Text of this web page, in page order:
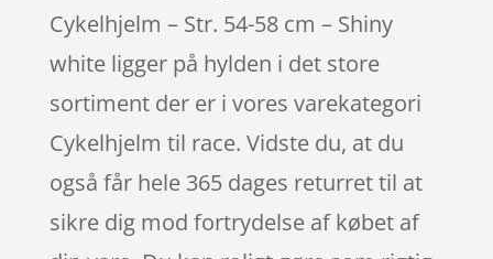
Cykelhjelm – Str. 54-58 cm – Shiny
white ligger på hylden i det store
sortiment der er i vores varekategori
Cykelhjelm til race. Vidste du, at du
også får hele 365 dages returret til at
sikre dig mod fortrydelse af købet af